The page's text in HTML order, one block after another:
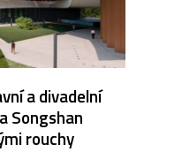
a divadelní
Songshan
rouchy